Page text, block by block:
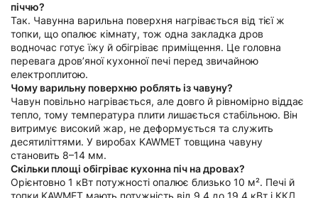
піччю?
Так. Чавунна варильна поверхня нагрівається від тієї ж
топки, що опалює кімнату, тож одна закладка дров
водночас готує їжу й обігріває приміщення. Це головна
перевага дров’яної кухонної печі перед звичайною
електроплитою.
Чому варильну поверхню роблять із чавуну?
Чавун повільно нагрівається, але довго й рівномірно віддає
тепло, тому температура плити лишається стабільною. Він
витримує високий жар, не деформується та служить
десятиліттями. У виробах KAWMET товщина чавуну
становить 8–14 мм.
Скільки площі обігріває кухонна піч на дровах?
Орієнтовно 1 кВт потужності опалює близько 10 м². Печі й
топки KAWMET мають потужність від 9,4 до 19,4 кВт і ККД